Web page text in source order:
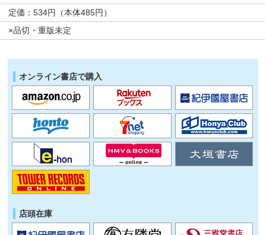
定価：534円（本体485円）
×品切・重版未定
オンライン書店で購入
店頭在庫